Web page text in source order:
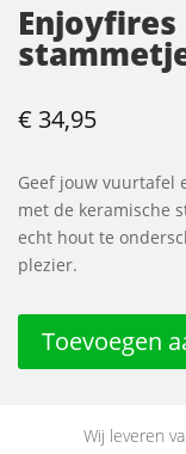
€ 34,95
Geef jouw vuurtafel
met de keramische
echt hout te
plezier.
Toevoegen
Wij leveren